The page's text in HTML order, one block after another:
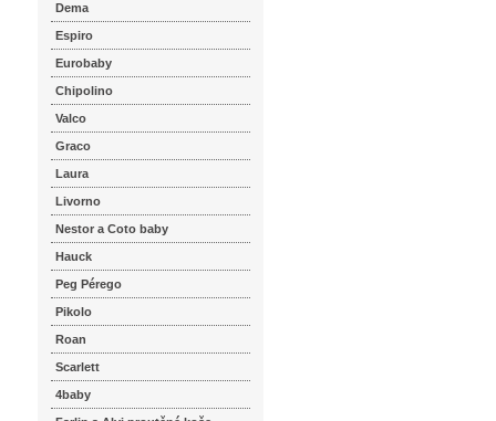
Dema
Espiro
Eurobaby
Chipolino
Valco
Graco
Laura
Livorno
Nestor a Coto baby
Hauck
Peg Pérego
Pikolo
Roan
Scarlett
4baby